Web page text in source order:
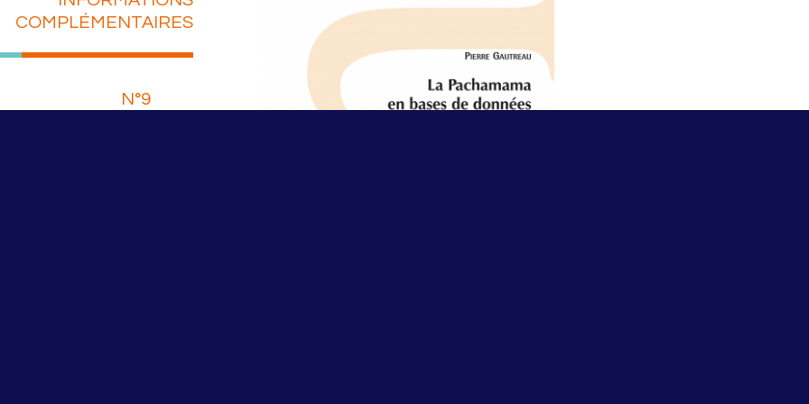
COMPLÉMENTAIRES
N°9